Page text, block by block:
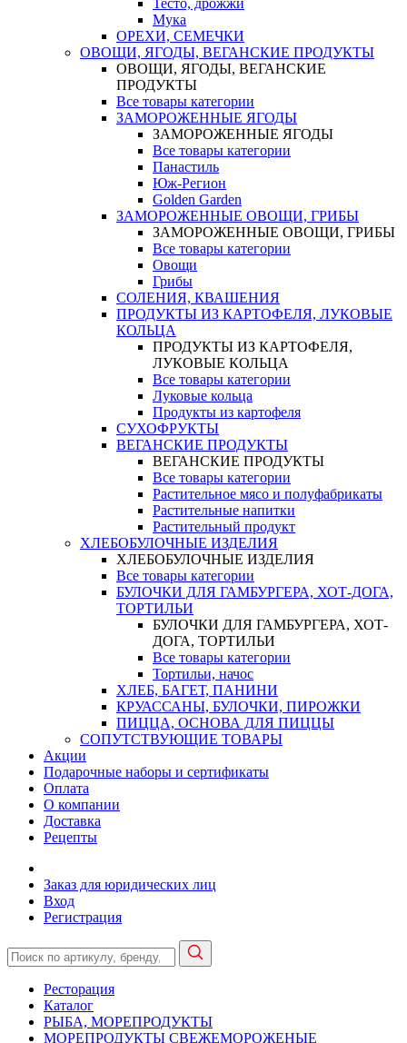
Тесто, дрожжи
Мука
ОРЕХИ, СЕМЕЧКИ
ОВОЩИ, ЯГОДЫ, ВЕГАНСКИЕ ПРОДУКТЫ
ОВОЩИ, ЯГОДЫ, ВЕГАНСКИЕ
ПРОДУКТЫ
Все товары категории
ЗАМОРОЖЕННЫЕ ЯГОДЫ
ЗАМОРОЖЕННЫЕ ЯГОДЫ
Все товары категории
Панастиль
Юж-Регион
Golden Garden
ЗАМОРОЖЕННЫЕ ОВОЩИ, ГРИБЫ
ЗАМОРОЖЕННЫЕ ОВОЩИ, ГРИБЫ
Все товары категории
Овощи
Грибы
СОЛЕНИЯ, КВАШЕНИЯ
ПРОДУКТЫ ИЗ КАРТОФЕЛЯ, ЛУКОВЫЕ
КОЛЬЦА
ПРОДУКТЫ ИЗ КАРТОФЕЛЯ,
ЛУКОВЫЕ КОЛЬЦА
Все товары категории
Луковые кольца
Продукты из картофеля
СУХОФРУКТЫ
ВЕГАНСКИЕ ПРОДУКТЫ
ВЕГАНСКИЕ ПРОДУКТЫ
Все товары категории
Растительное мясо и полуфабрикаты
Растительные напитки
Растительный продукт
ХЛЕБОБУЛОЧНЫЕ ИЗДЕЛИЯ
ХЛЕБОБУЛОЧНЫЕ ИЗДЕЛИЯ
Все товары категории
БУЛОЧКИ ДЛЯ ГАМБУРГЕРА, ХОТ-ДОГА,
ТОРТИЛЬИ
БУЛОЧКИ ДЛЯ ГАМБУРГЕРА, ХОТ-
ДОГА, ТОРТИЛЬИ
Все товары категории
Тортильи, начос
ХЛЕБ, БАГЕТ, ПАНИНИ
КРУАССАНЫ, БУЛОЧКИ, ПИРОЖКИ
ПИЦЦА, ОСНОВА ДЛЯ ПИЦЦЫ
СОПУТСТВУЮЩИЕ ТОВАРЫ
Акции
Подарочные наборы и сертификаты
Оплата
О компании
Доставка
Рецепты
Заказ для юридических лиц
Вход
Регистрация
Ресторация
Каталог
РЫБА, МОРЕПРОДУКТЫ
МОРЕПРОДУКТЫ СВЕЖЕМОРОЖЕНЫЕ